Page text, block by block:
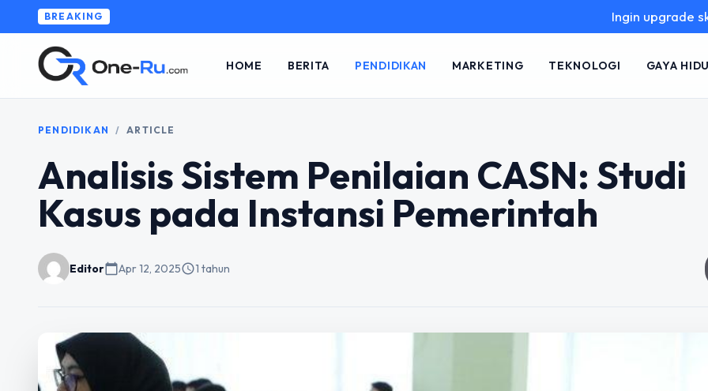
BREAKING Ingin upgrade skill tanpa
HOME BERITA PENDIDIKAN MARKETING TEKNOLOGI GAYA
PENDIDIKAN / ARTICLE
Analisis Sistem Penilaian CASN: Studi
Kasus pada Instansi Pemerintah
Editorcalendar_todayApr 12, 2025schedule1 tahun